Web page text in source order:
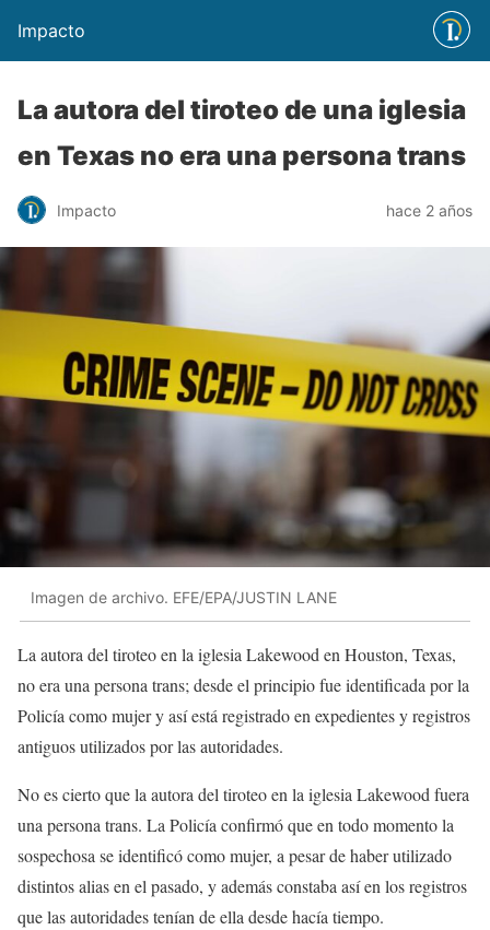
Impacto
La autora del tiroteo de una iglesia
en Texas no era una persona trans
Impacto hace 2 años
Imagen de archivo. EFE/EPA/JUSTIN LANE
La autora del tiroteo en la iglesia Lakewood en Houston, Texas,
no era una persona trans; desde el principio fue identificada por la
Policía como mujer y así está registrado en expedientes y registros
antiguos utilizados por las autoridades.
No es cierto que la autora del tiroteo en la iglesia Lakewood fuera
una persona trans. La Policía confirmó que en todo momento la
sospechosa se identificó como mujer, a pesar de haber utilizado
distintos alias en el pasado, y además constaba así en los registros
que las autoridades tenían de ella desde hacía tiempo.